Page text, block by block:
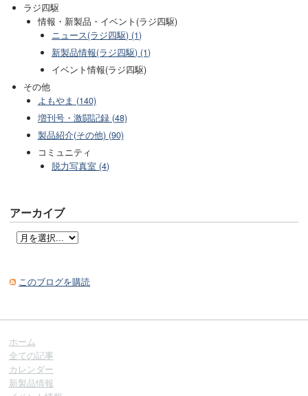
ラジ四駆
情報・新製品・イベント(ラジ四駆)
ニュース(ラジ四駆) (1)
新製品情報(ラジ四駆) (1)
イベント情報(ラジ四駆)
その他
よもやま (140)
増刊号・激闘記録 (48)
製品紹介(その他) (90)
コミュニティ
脱力写真室 (4)
アーカイブ
このブログを購読
ホーム
全ての記事
カレンダー
新製品情報